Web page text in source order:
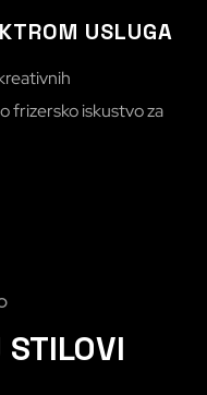
USLUGA
frizersko iskustvo za